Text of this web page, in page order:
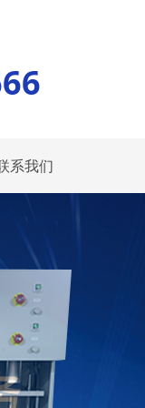
系我们